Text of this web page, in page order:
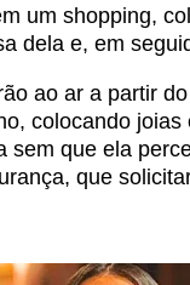
um shopping,
dela e, em
ao ar a partir
colocando joias
sem que ela
que